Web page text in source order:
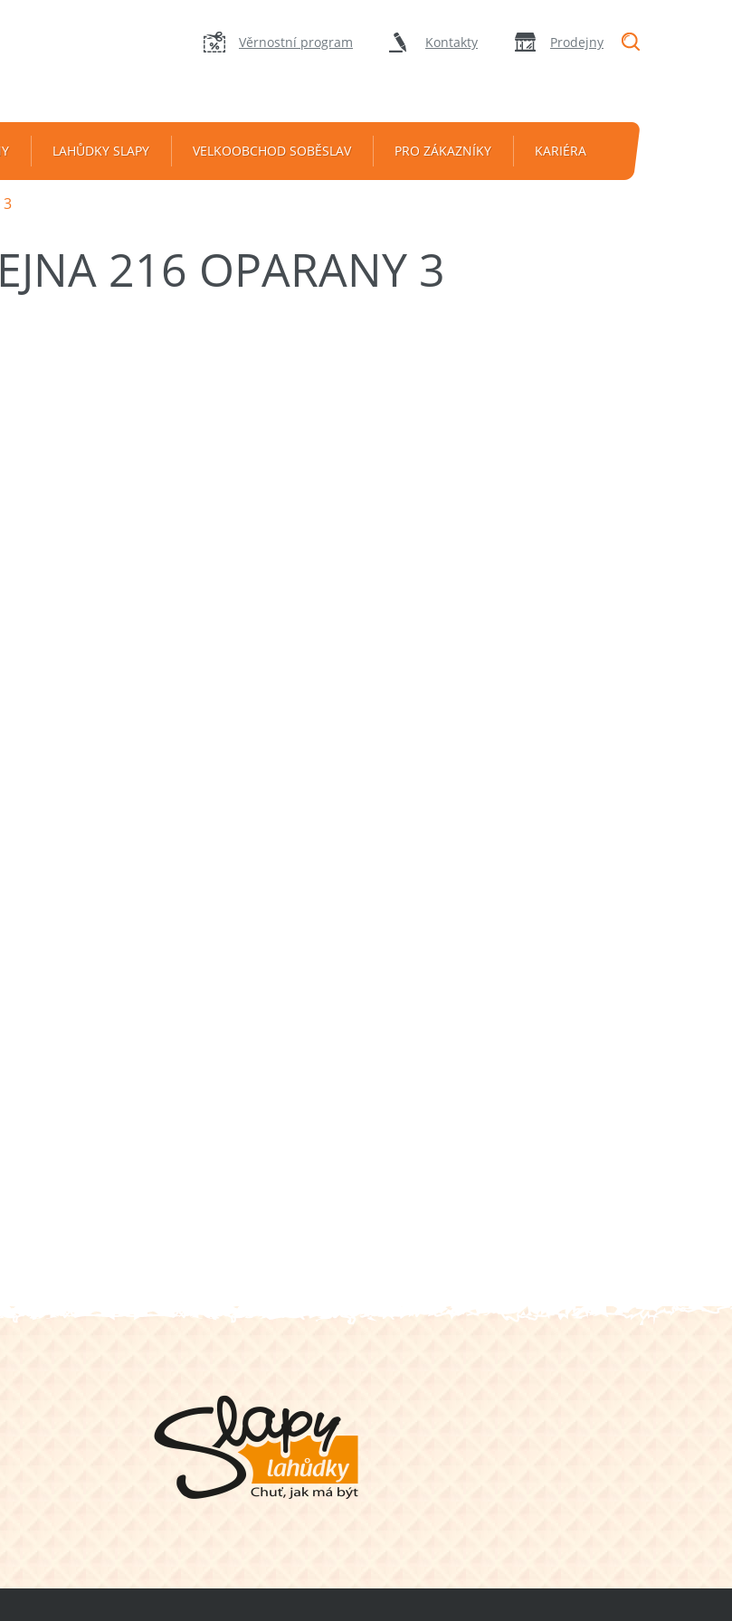
Věrnostní program Kontakty Prodejny
LAHŮDKY SLAPY VELKOOBCHOD SOBĚSLAV PRO ZÁKAZNÍKY KARIÉRA
3
216 OPARANY 3